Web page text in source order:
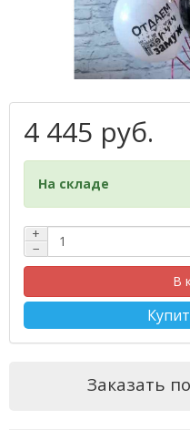
4 445 руб.
На складе
+
−
В
Заказать